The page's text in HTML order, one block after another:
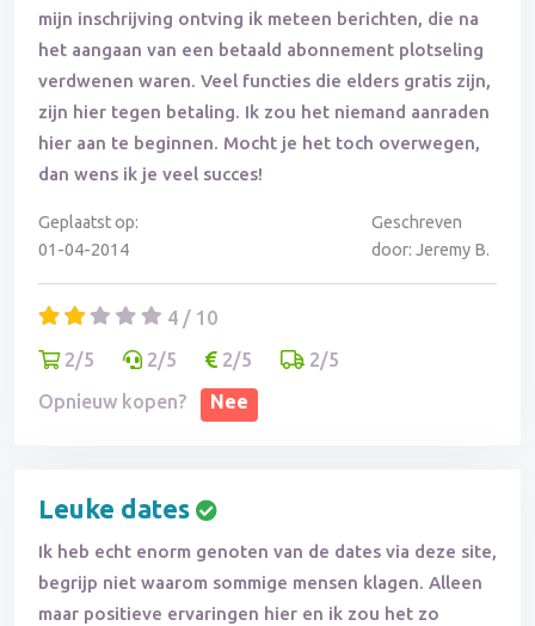
mijn inschrijving ontving ik meteen berichten, die na
het aangaan van een betaald abonnement plotseling
verdwenen waren. Veel functies die elders gratis zijn,
zijn hier tegen betaling. Ik zou het niemand aanraden
hier aan te beginnen. Mocht je het toch overwegen,
dan wens ik je veel succes!
Geplaatst op:
01-04-2014
Geschreven
door: Jeremy B.
4 / 10
2/5
2/5 2/5
2/5
Opnieuw kopen?
Nee
Leuke dates
Ik heb echt enorm genoten van de dates via deze site,
begrijp niet waarom sommige mensen klagen. Alleen
maar positieve ervaringen hier en ik zou het zo